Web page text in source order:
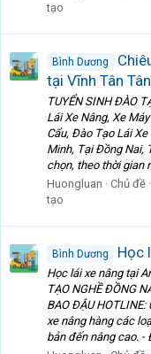
tạo
Bình Dương
tại Vĩnh Tân
TUYỂN SINH ĐÀO
Lái Xe Nâng, Xe
Cẩu, Đào Tạo Lái
Minh, Tại Đồng Nai,
chọn, theo thời gian
Huongluan
Chủ đề
tạo
Bình Dương Học
Học lái xe nâng tại
TẠO NGHỀ ĐỒNG
BAO ĐẬU
xe nâng hàng các
bản đến nâng cao. -